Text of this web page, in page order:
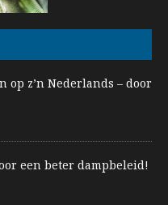
op z’n Nederlands – door
een beter dampbeleid!